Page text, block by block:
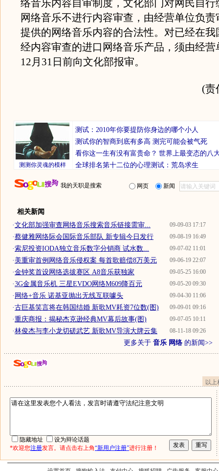
络音乐内容自审制度，文化部门对网民自行
网络音乐不进行内容审查，由经营单位负
提供的网络音乐内容的合法性。对已经在我
经内容审查的进口网络音乐产品，须由经营
12月31日前向文化部报审。
(责
测测你灵魂的模样
测试：2010年你要提防你身边的哪个小人
测试你的智商到底有多高 测完可能会被气死
看你这一生有没有富贵命？ 世界上最变态的八
全球排名第十二位的心理测试：荒岛求生
我的天职是搜索 网页 新闻
相关新闻
09-09-03 17:17
·文化部加强审查网络音乐搜索音乐链接需审...
09-08-19 16:49
·蔡健雅网络际会国际音乐部队 新专辑今日发行
09-07-02 11:01
·索尼投资IODA独立音乐数字分销商 试水数...
09-06-19 22:07
·美重审首例网络音乐侵权案 每首歌赔偿8万美元
09-05-25 16:00
·金钟奖首设网络选拔赛区 A8音乐获独家
09-05-20 09:30
·3G金属音乐机 三星EVDO网络M609降百元
09-04-30 11:06
·网络+音乐 诺基亚抛出无线互联噱头
09-09-01 09:16
·古巨基笑言将在韩国结婚 新歌MV耗资7位数(图)
09-07-05 10:11
·重庆商报：揭秘杰克逊经典MV幕后故事(图)
08-11-18 09:26
·林俊杰与李小龙切磋武艺 新歌MV导演大牌云集
更多关于 音乐 网络 的新闻>>
以
隐藏地址
设为辩论话题
*欢迎您注册发言。请点击右上角“新用户注册”进行注册！